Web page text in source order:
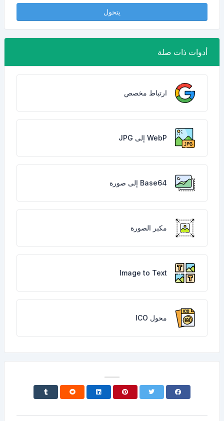
يتحول
أدوات ذات صلة
ارتباط مخصص
WebP إلى JPG
Base64 إلى صورة
مكبر الصورة
Image to Text
محول ICO